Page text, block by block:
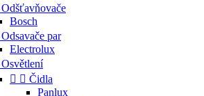
Odšťavňovače
Bosch
Odsavače par
Electrolux
Osvětlení
  Čidla
Panlux